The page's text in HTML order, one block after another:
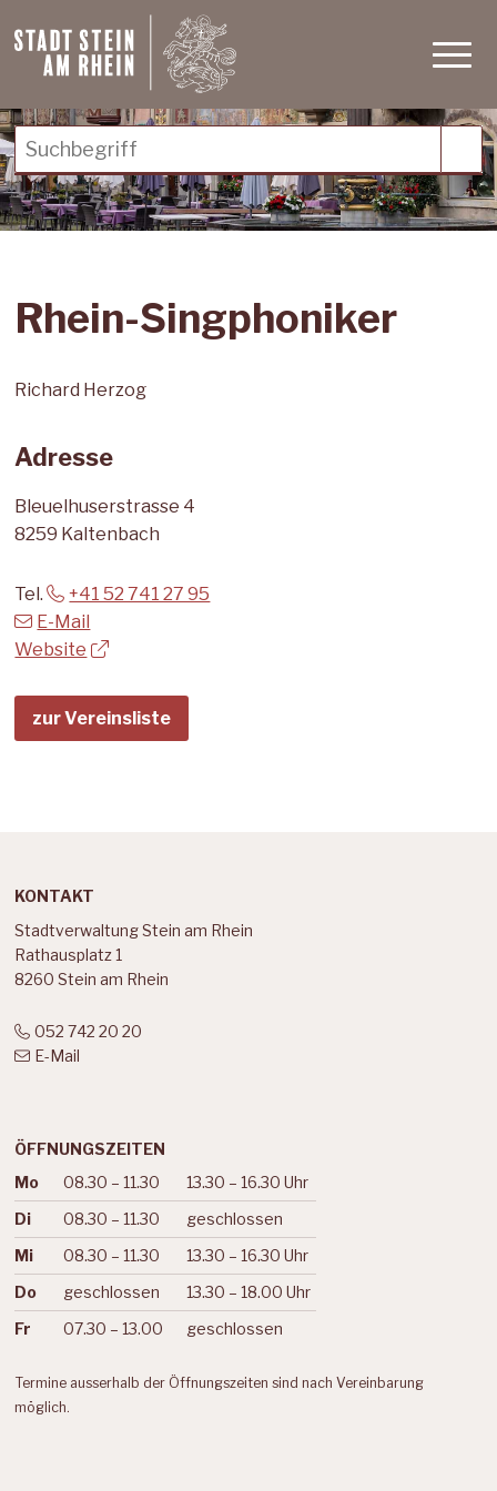
Navigieren in Stein am
Schnellnavigation
Suchbegriff
Rhein-Singphoniker
Richard Herzog
Adresse
Bleuelhuserstrasse 4
8259 Kaltenbach
Tel.
+41 52 741 27 95
E-Mail
Website
zur Vereinsliste
KONTAKT
Stadtverwaltung Stein am Rhein
Rathausplatz 1
8260 Stein am Rhein
052 742 20 20
E-Mail
ÖFFNUNGSZEITEN
Wochentag Vormittag Nachmittag
Mo 08.30 – 11.30
13.30 – 16.30 Uhr
Di
08.30 – 11.30
geschlossen
Mi
08.30 – 11.30
13.30 – 16.30 Uhr
Do
geschlossen
13.30 – 18.00 Uhr
Fr
07.30 – 13.00 geschlossen
Termine ausserhalb der Öffnungszeiten sind nach Vereinbarung
möglich.